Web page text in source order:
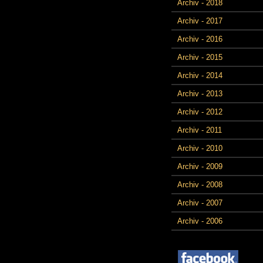
Archiv - 2018
Archiv - 2017
Archiv - 2016
Archiv - 2015
Archiv - 2014
Archiv - 2013
Archiv - 2012
Archiv - 2011
Archiv - 2010
Archiv - 2009
Archiv - 2008
Archiv - 2007
Archiv - 2006